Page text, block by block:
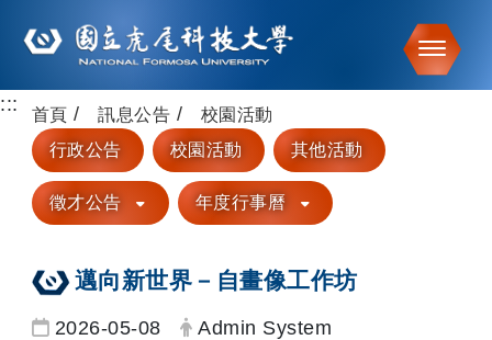
跳到主要內容
::: 首頁 訊息公告
校園活動
行政公告
校園活動 其他活動
徵才公告 年度行事曆
邁向新世界－自畫像工作坊
日期：
2026-05-08 發布者：
Admin System